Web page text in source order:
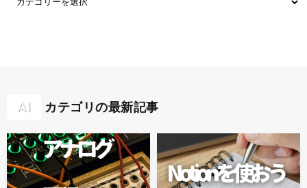
AI カテゴリの最新記事